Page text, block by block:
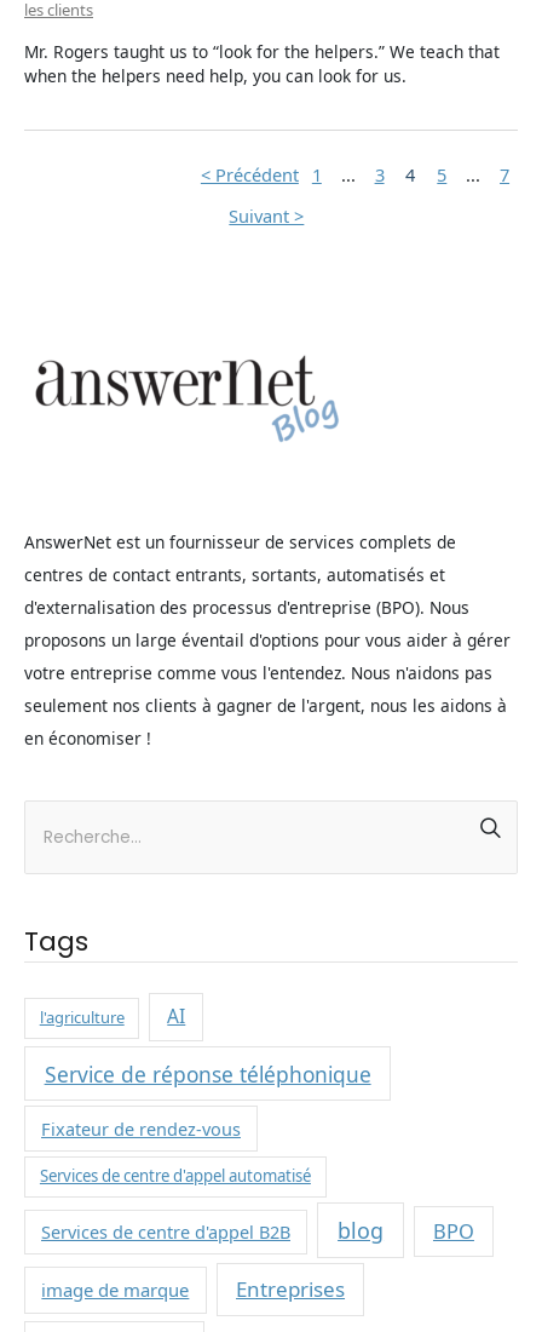
les clients
Mr. Rogers taught us to “look for the helpers.” We teach that
when the helpers need help, you can look for us.
< Précédent 1 ... 3 4 5 ...
7
Suivant >
AnswerNet est un fournisseur de services complets de
centres de contact entrants, sortants, automatisés et
d'externalisation des processus d'entreprise (BPO). Nous
proposons un large éventail d'options pour vous aider à gérer
votre entreprise comme vous l'entendez. Nous n'aidons pas
seulement nos clients à gagner de l'argent, nous les aidons à
en économiser !
Tags
l'agriculture AI
Service de réponse téléphonique
Fixateur de rendez-vous
Services de centre d'appel automatisé
Services de centre d'appel B2B blog BPO
image de marque Entreprises